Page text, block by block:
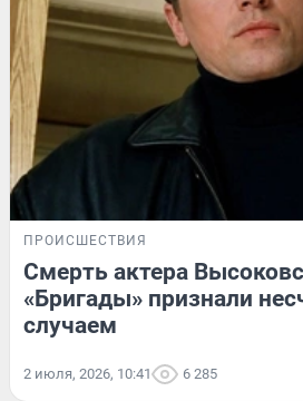
ПРОИСШЕСТВИЯ
Смерть актера
«Бригады» признали
случаем
2 июля, 2026, 10:41 6 285